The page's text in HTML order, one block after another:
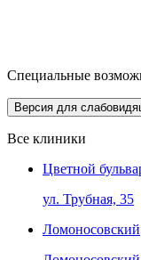
Специальные
Версия для
Все клиники
Цветной
ул. Трубная, 35
Ломоносовский